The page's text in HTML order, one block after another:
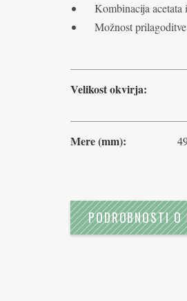
Kombinacija acetata
Možnost prilagoditve
Velikost okvirja:
Mere (mm):
PODROBNOSTI O